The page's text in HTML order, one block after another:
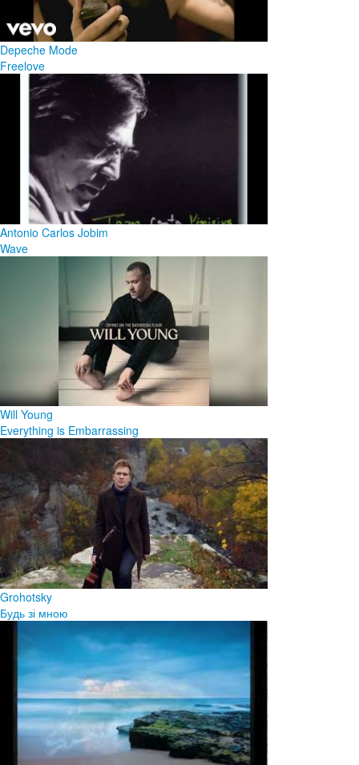
Depeche Mode
Freelove
Antonio Carlos Jobim
Wave
Will Young
Everything is Embarrassing
Grohotsky
Будь зі мною